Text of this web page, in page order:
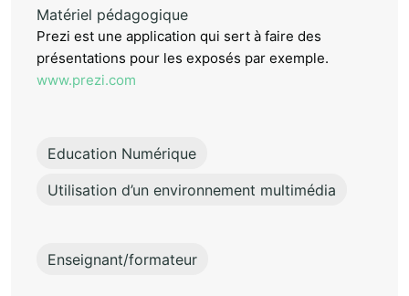
Matériel pédagogique
Prezi est une application qui sert à faire des
présentations pour les exposés par exemple.
www.prezi.com
Education Numérique
Utilisation d’un environnement multimédia
Enseignant/formateur